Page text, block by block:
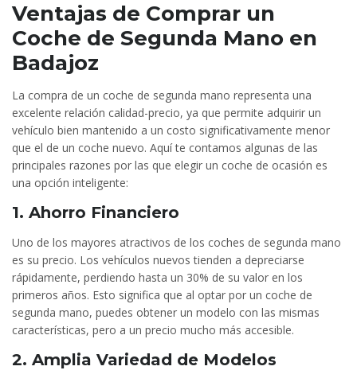
Ventajas de Comprar un
Coche de Segunda Mano en
Badajoz
La compra de un coche de segunda mano representa una
excelente relación calidad-precio, ya que permite adquirir un
vehículo bien mantenido a un costo significativamente menor
que el de un coche nuevo. Aquí te contamos algunas de las
principales razones por las que elegir un coche de ocasión es
una opción inteligente:
1. Ahorro Financiero
Uno de los mayores atractivos de los coches de segunda mano
es su precio. Los vehículos nuevos tienden a depreciarse
rápidamente, perdiendo hasta un 30% de su valor en los
primeros años. Esto significa que al optar por un coche de
segunda mano, puedes obtener un modelo con las mismas
características, pero a un precio mucho más accesible.
2. Amplia Variedad de Modelos